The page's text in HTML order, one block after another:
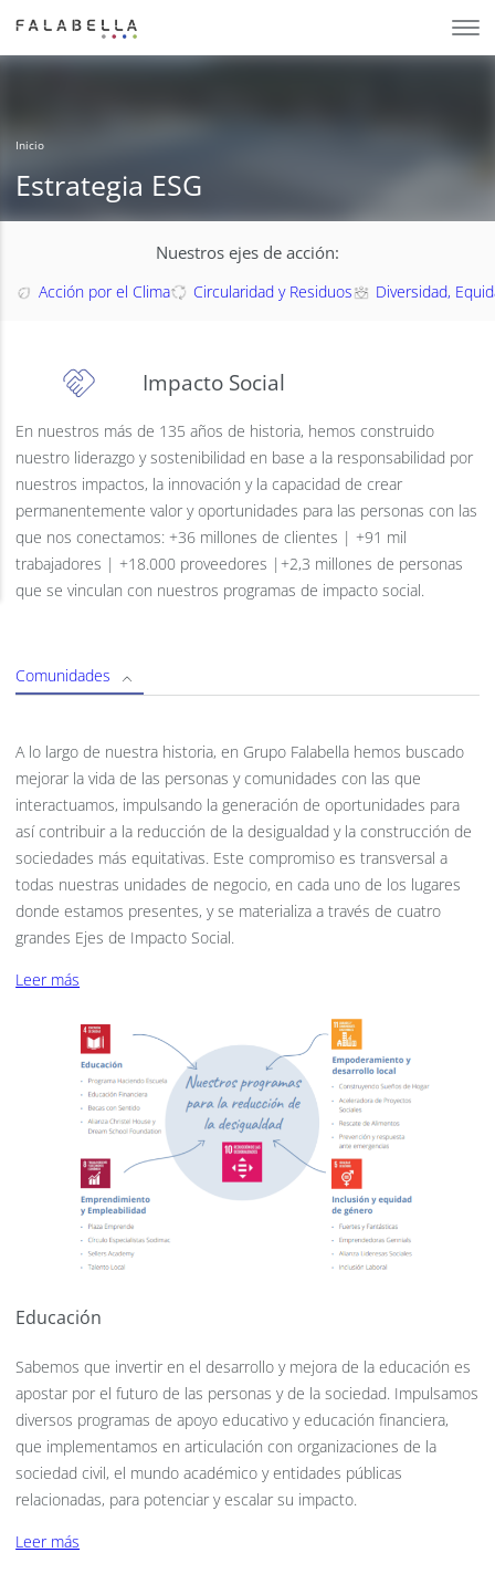
Inicio
Estrategia ESG
Nuestros ejes de acción:
Acción por el Clima Circularidad y Residuos Diversidad,
Impacto Social
En nuestros más de 135 años de historia, hemos construido
nuestro liderazgo y sostenibilidad en base a la responsabilidad por
nuestros impactos, la innovación y la capacidad de crear
permanentemente valor y oportunidades para las personas con las
que nos conectamos: +36 millones de clientes | +91 mil
trabajadores | +18.000 proveedores |+2,3 millones de personas
que se vinculan con nuestros programas de impacto social.
Comunidades
A lo largo de nuestra historia, en Grupo Falabella hemos buscado
mejorar la vida de las personas y comunidades con las que
interactuamos, impulsando la generación de oportunidades para
así contribuir a la reducción de la desigualdad y la construcción de
sociedades más equitativas. Este compromiso es transversal a
todas nuestras unidades de negocio, en cada uno de los lugares
donde estamos presentes, y se materializa a través de cuatro
grandes Ejes de Impacto Social.
Leer más
Educación
Sabemos que invertir en el desarrollo y mejora de la educación es
apostar por el futuro de las personas y de la sociedad. Impulsamos
diversos programas de apoyo educativo y educación financiera,
que implementamos en articulación con organizaciones de la
sociedad civil, el mundo académico y entidades públicas
relacionadas, para potenciar y escalar su impacto.
Leer más